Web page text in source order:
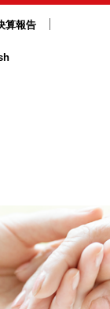
算報告